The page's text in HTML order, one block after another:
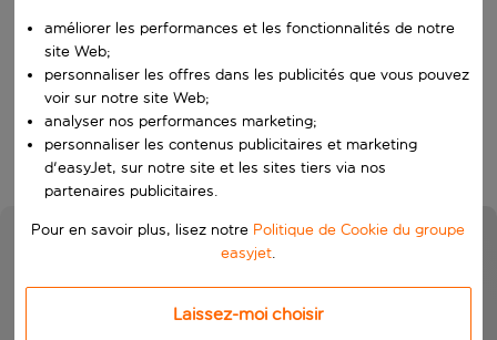
Qui
Rechercher
améliorer les performances et les fonctionnalités de notre
site Web;
personnaliser les offres dans les publicités que vous pouvez
voir sur notre site Web;
analyser nos performances marketing;
personnaliser les contenus publicitaires et marketing
d'easyJet, sur notre site et les sites tiers via nos
partenaires publicitaires.
Pour en savoir plus, lisez notre Politique de Cookie du groupe
easyjet.
Laissez-moi choisir